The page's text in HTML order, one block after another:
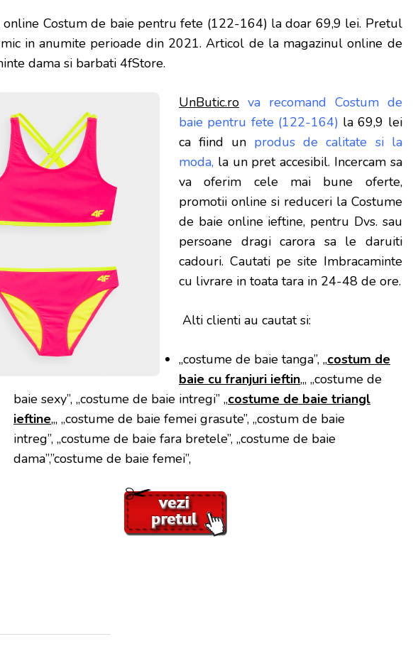
online Costum de baie pentru fete (122-164) la doar 69,9 lei. Pretul
in anumite perioade din 2021. Articol de la magazinul online de
dama si barbati 4fStore.
UnButic.ro va recomand Costum de
baie pentru fete (122-164) la 69,9 lei
ca fiind un produs de calitate si la
moda, la un pret accesibil. Incercam sa
va oferim cele mai bune oferte,
promotii online si reduceri la Costume
de baie online ieftine, pentru Dvs. sau
persoane dragi carora sa le daruiti
cadouri. Cautati pe site Imbracaminte
cu livrare in toata tara in 24-48 de ore.
Alti clienti au cautat si:
„costume de baie tanga”, „costum de
baie cu franjuri ieftin„, „costume de
baie sexy”, „costume de baie intregi” „costume de baie triangl
ieftine„, „costume de baie femei grasute”, „costum de baie
intreg”, „costume de baie fara bretele”, „costume de baie
dama”,”costume de baie femei”,